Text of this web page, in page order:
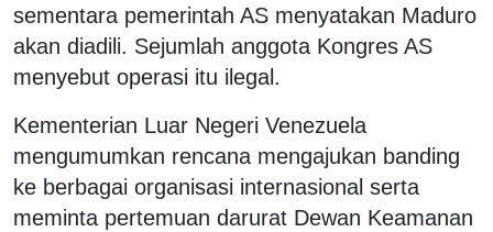
sementara pemerintah AS menyatakan Maduro
akan diadili. Sejumlah anggota Kongres AS
menyebut operasi itu ilegal.
Kementerian Luar Negeri Venezuela
mengumumkan rencana mengajukan banding
ke berbagai organisasi internasional serta
meminta pertemuan darurat Dewan Keamanan